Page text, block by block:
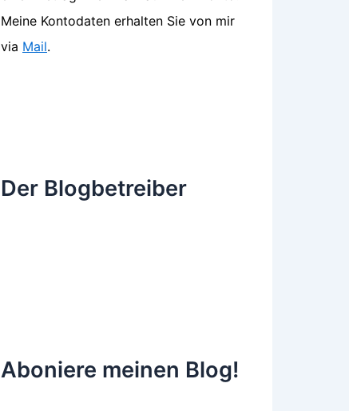
Meine Kontodaten erhalten Sie von mir
via Mail.
Der Blogbetreiber
Aboniere meinen Blog!